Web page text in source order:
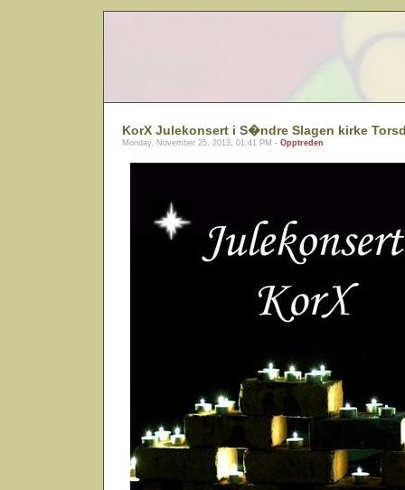
KorX Julekonsert i S�ndre Slagen kirke
Monday, November 25, 2013, 01:41 PM - Opptreden